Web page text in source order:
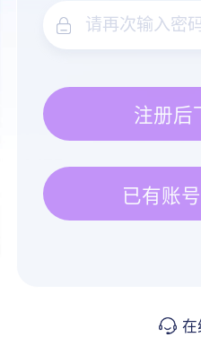
注册后
已有账
在